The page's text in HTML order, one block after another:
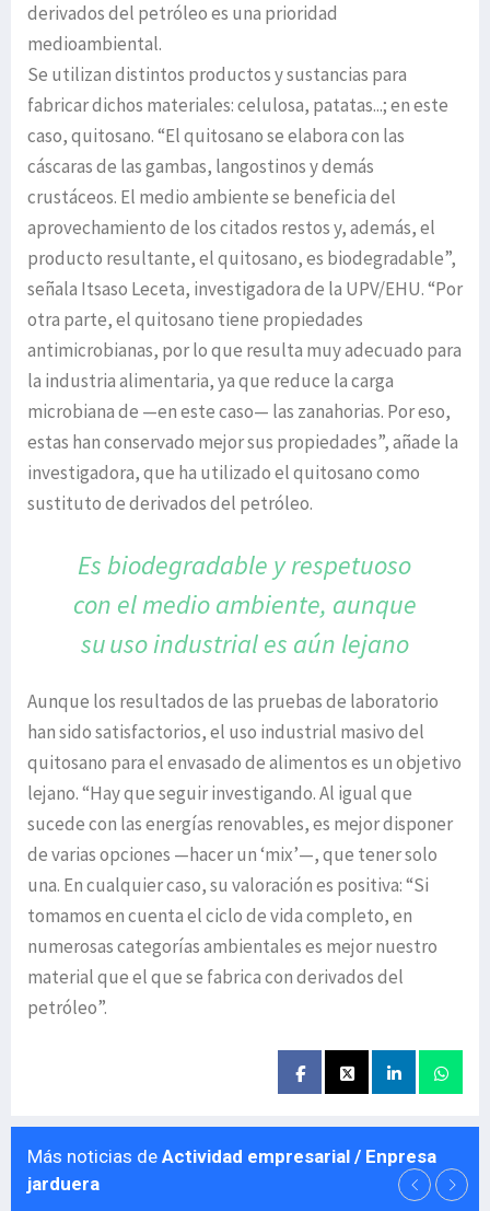
derivados del petróleo es una prioridad
medioambiental.
Se utilizan distintos productos y sustancias para
fabricar dichos materiales: celulosa, patatas...; en este
caso, quitosano. “El quitosano se elabora con las
cáscaras de las gambas, langostinos y demás
crustáceos. El medio ambiente se beneficia del
aprovechamiento de los citados restos y, además, el
producto resultante, el quitosano, es biodegradable”,
señala Itsaso Leceta, investigadora de la UPV/EHU. “Por
otra parte, el quitosano tiene propiedades
antimicrobianas, por lo que resulta muy adecuado para
la industria alimentaria, ya que reduce la carga
microbiana de —en este caso— las zanahorias. Por eso,
estas han conservado mejor sus propiedades”, añade la
investigadora, que ha utilizado el quitosano como
sustituto de derivados del petróleo.
Es biodegradable y respetuoso
con el medio ambiente, aunque
suuso industrial es aún lejano
Aunque los resultados de las pruebas de laboratorio
han sido satisfactorios, el uso industrial masivo del
quitosano para el envasado de alimentos es un objetivo
lejano. “Hay que seguir investigando. Al igual que
sucede con las energías renovables, es mejor disponer
de varias opciones —hacer un ‘mix’—, que tener solo
una. En cualquier caso, su valoración es positiva: “Si
tomamos en cuenta el ciclo de vida completo, en
numerosas categorías ambientales es mejor nuestro
material que el que se fabrica con derivados del
petróleo”.
Más noticias de Actividad empresarial / Enpresa
jarduera